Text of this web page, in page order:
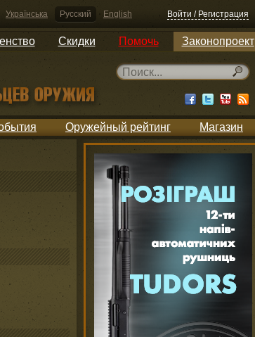
Українська Русский English Войти / Регистрация
Скидки Помочь Законопроект
Оружейный рейтинг Магазин